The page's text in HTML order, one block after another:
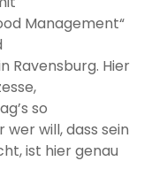
Management“
Ravensburg. Hier
so
will, dass sein
ist hier genau